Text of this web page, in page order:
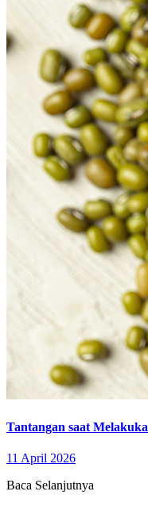
Tantangan saat
11 April 2026
Baca Selanjutnya